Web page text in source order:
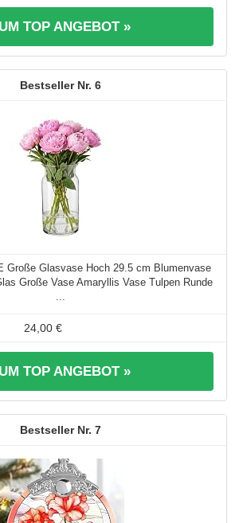
TOP ANGEBOT »
6
Große Glasvase Hoch 29.5 cm Blumenvase
Große Vase Amaryllis Vase Tulpen Runde
24,00 €
TOP ANGEBOT »
7